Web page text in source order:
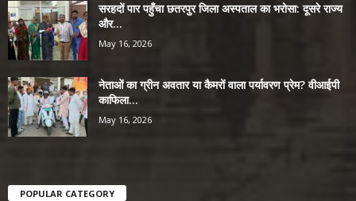
सरहदों पार पहुँचा छतरपुर जिला अस्पताल का भरोसा: दूसरे राज्य
और...
May 16, 2026
नेताओं का ग्रीन अवतार या कैमरों वाला पर्यावरण प्रेम? वीआईपी
काफिला...
May 16, 2026
POPULAR CATEGORY